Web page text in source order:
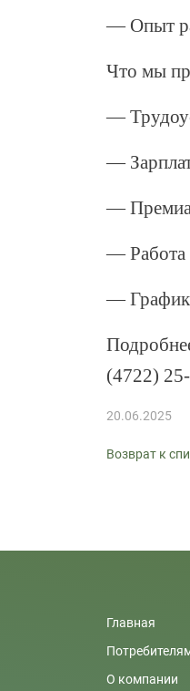
— Опыт
Что мы
—
—
—
— Работа
— График
(4722)
20.06.2025
Возврат к
Главная
О компании